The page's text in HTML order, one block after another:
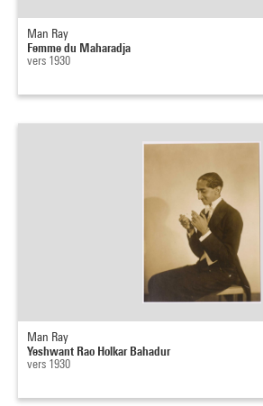
Man Ray
Femme du Maharadja
vers 1930
Man Ray
Yeshwant Rao Holkar Bahadur
vers 1930